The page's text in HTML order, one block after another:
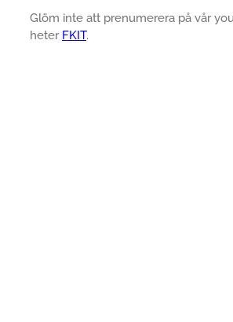
Glöm inte att prenumerera på vår
heter FKIT.